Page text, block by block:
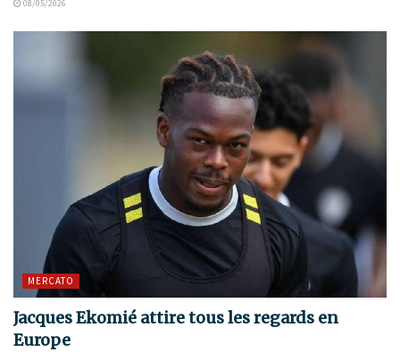
08/05/2026
MERCATO
Jacques Ekomié attire tous les regards en
Europe